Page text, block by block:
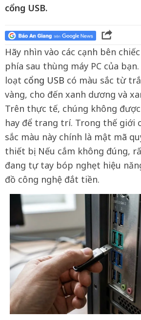
cổng USB.
Hãy nhìn vào các cạnh bên
phía sau thùng máy PC của
loạt cổng USB có màu sắc từ
vàng, cho đến xanh dương và
Trên thực tế, chúng không
hay để trang trí. Trong thế giới
sắc màu này chính là mật mã
thiết bị. Nếu cắm không đúng,
đang tự tay bóp nghẹt hiệu
đồ công nghệ đắt tiền.